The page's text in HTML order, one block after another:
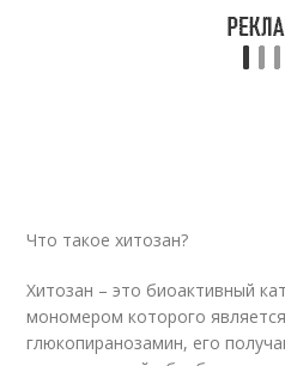
Что такое хитозан?
Хитозан – это биоактивный
мономером которого
глюкопиранозамин, его